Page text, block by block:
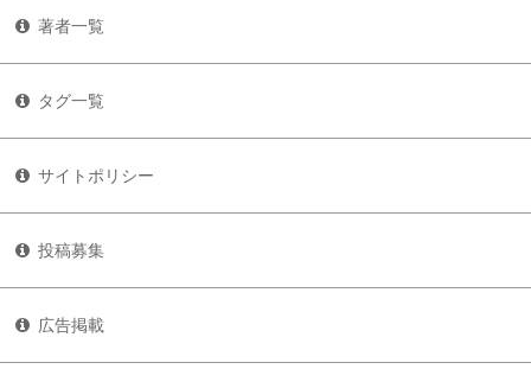
著者一覧
タグ一覧
サイトポリシー
投稿募集
広告掲載